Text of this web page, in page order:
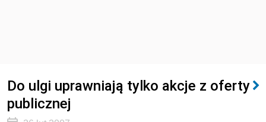
Do ulgi uprawniają tylko akcje z oferty
publicznej